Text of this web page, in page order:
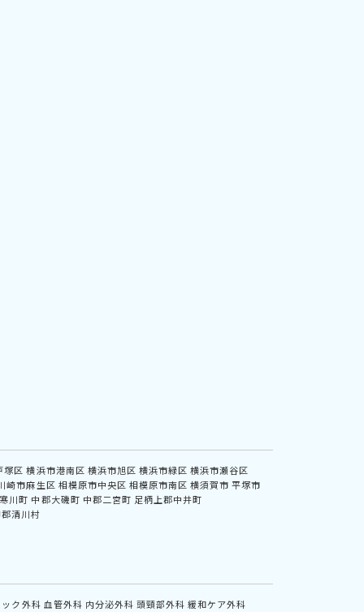
塚区 横浜市港南区 横浜市旭区 横浜市緑区 横浜市瀬谷区
崎市麻生区 相模原市中央区 相模原市南区 横須賀市 平塚市
川町 中郡大磯町 中郡二宮町 足柄上郡中井町
清川村
ク外科 血管外科 内分泌外科 頭頸部外科 緩和ケア外科